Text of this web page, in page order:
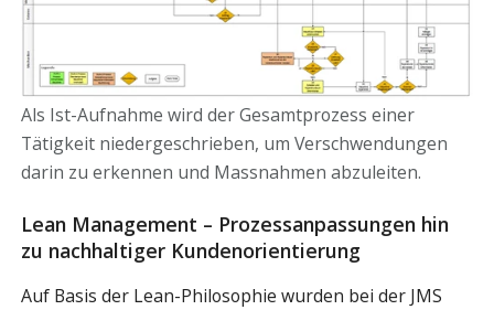
Als Ist-Aufnahme wird der Gesamtprozess einer
Tätigkeit niedergeschrieben, um Verschwendungen
darin zu erkennen und Massnahmen abzuleiten.
Lean Management – Prozessanpassungen hin
zu nachhaltiger Kundenorientierung
Auf Basis der Lean-Philosophie wurden bei der JMS